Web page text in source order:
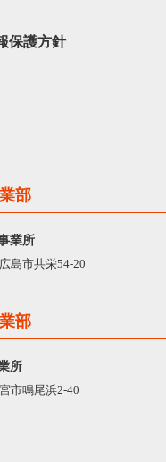
保護方針
部
業所
島市共栄54-20
部
所
市鳴尾浜2-40